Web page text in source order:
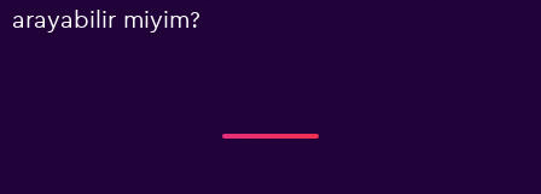
arayabilir miyim?